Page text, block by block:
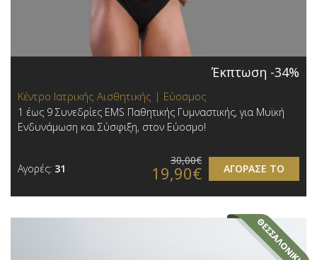
Έκπτωση -34%
Κέντρο Ιατρικής Αισθητικής | Εύοσμος
1 έως 9 Συνεδρίες EMS Παθητικής Γυμναστικής, για Μυϊκή
Ενδυνάμωση και Σύσφιξη, στον Εύοσμο!
Αγορές: 31 ΑΓΟΡΑΣΕ ΤΟ
30,00€
19,90€